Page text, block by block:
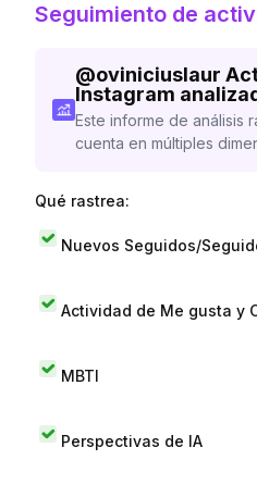
Seguimiento de
@oviniciuslaur
Instagram
Este informe de análisis
cuenta en múltiples
Qué rastrea:
Nuevos Seguidos/
Actividad de Me gusta y
MBTI
Perspectivas de IA